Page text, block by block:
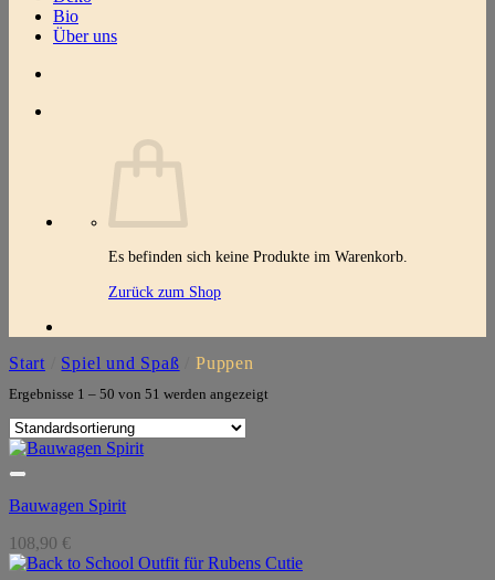
Bio
Über uns
Es befinden sich keine Produkte im Warenkorb.
Zurück zum Shop
Start Spiel und Spaß Puppen
Ergebnisse 1 – 50 von 51 werden angezeigt
Bauwagen Spirit
108,90 €